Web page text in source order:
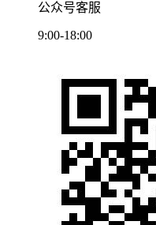
公众号客服
9:00-18:00